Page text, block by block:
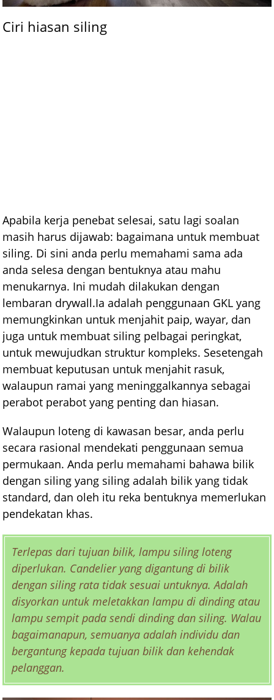
Ciri hiasan siling
Apabila kerja penebat selesai, satu lagi soalan
masih harus dijawab: bagaimana untuk membuat
siling. Di sini anda perlu memahami sama ada
anda selesa dengan bentuknya atau mahu
menukarnya. Ini mudah dilakukan dengan
lembaran drywall.Ia adalah penggunaan GKL yang
memungkinkan untuk menjahit paip, wayar, dan
juga untuk membuat siling pelbagai peringkat,
untuk mewujudkan struktur kompleks. Sesetengah
membuat keputusan untuk menjahit rasuk,
walaupun ramai yang meninggalkannya sebagai
perabot perabot yang penting dan hiasan.
Walaupun loteng di kawasan besar, anda perlu
secara rasional mendekati penggunaan semua
permukaan. Anda perlu memahami bahawa bilik
dengan siling yang siling adalah bilik yang tidak
standard, dan oleh itu reka bentuknya memerlukan
pendekatan khas.
Terlepas dari tujuan bilik, lampu siling loteng
diperlukan. Candelier yang digantung di bilik
dengan siling rata tidak sesuai untuknya. Adalah
disyorkan untuk meletakkan lampu di dinding atau
lampu sempit pada sendi dinding dan siling. Walau
bagaimanapun, semuanya adalah individu dan
bergantung kepada tujuan bilik dan kehendak
pelanggan.